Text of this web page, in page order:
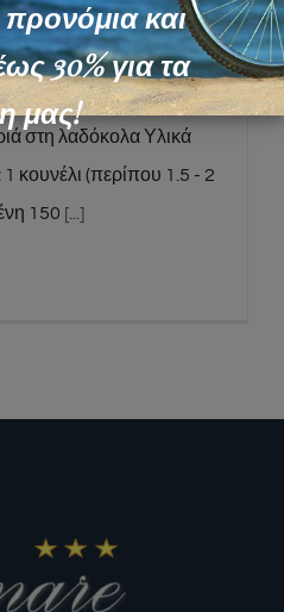
τυριά στη
στη λαδόκολα Υλικά
1 κουνέλι (περίπου 1.5 - 2
150 [...]
και
30% για τα
μας!